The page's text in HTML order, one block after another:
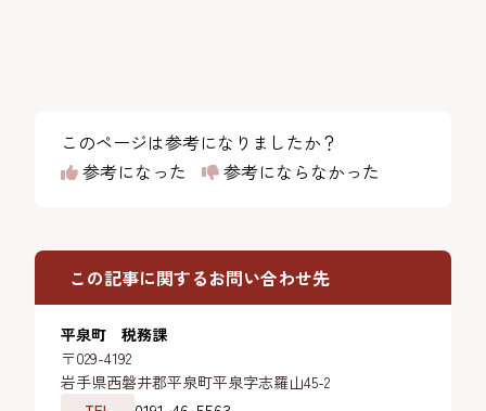
このページは参考になりましたか？
参考になった
参考にならなかった
この記事に関するお問い合わせ先
平泉町 税務課
〒029-4192
岩手県西磐井郡平泉町平泉字志羅山45-2